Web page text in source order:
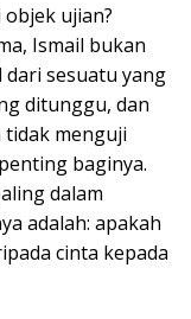
ujian?
Ismail bukan
sesuatu yang
ditunggu, dan
tidak menguji
baginya.
dalam
adalah: apakah
cinta kepada